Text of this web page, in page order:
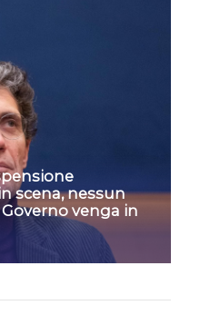
scena, nessun
venga in